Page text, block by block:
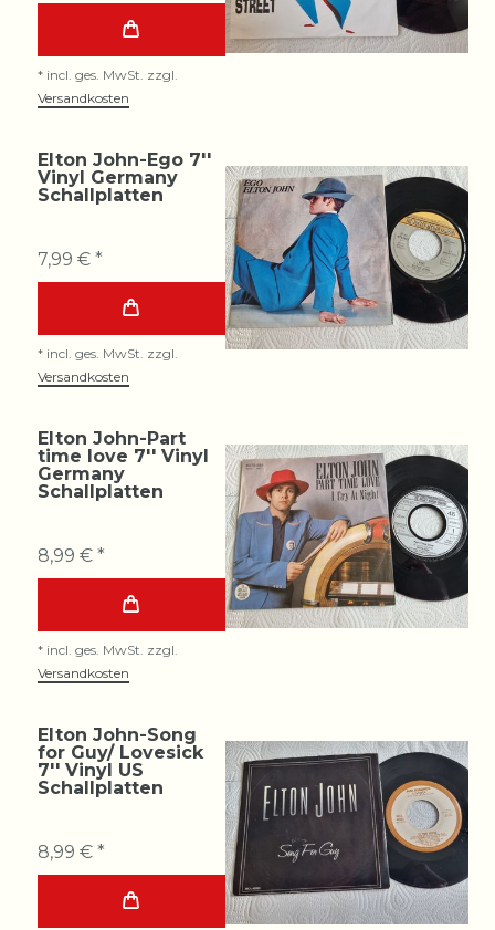
* incl. ges. MwSt. zzgl.
Versandkosten
Elton John-Ego 7''
Vinyl Germany
Schallplatten
7,99 € *
* incl. ges. MwSt. zzgl.
Versandkosten
Elton John-Part
time love 7'' Vinyl
Germany
Schallplatten
8,99 € *
* incl. ges. MwSt. zzgl.
Versandkosten
Elton John-Song
for Guy/ Lovesick
7'' Vinyl US
Schallplatten
8,99 € *